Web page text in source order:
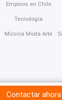
Contactar ahora
Empleos en Chile
Tecnología
Música Moda Arte